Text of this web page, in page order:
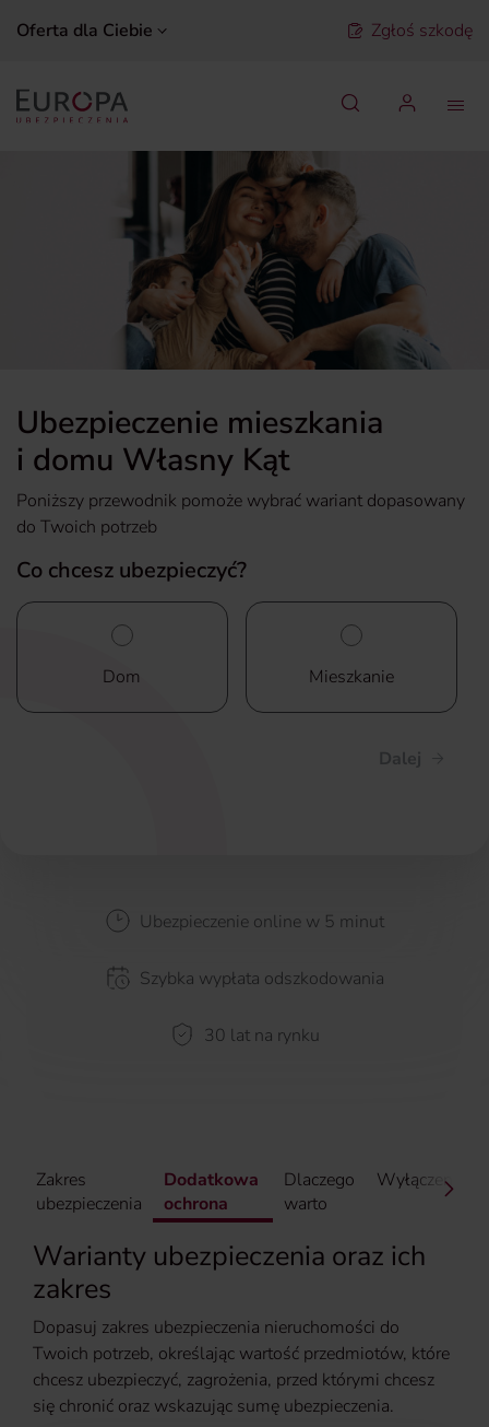
Oferta dla Ciebie Zgłoś szkodę
Ubezpieczenie mieszkania
i domu Własny Kąt
Poniższy przewodnik pomoże wybrać wariant dopasowany
do Twoich potrzeb
Co chcesz ubezpieczyć?
Dom Mieszkanie
Dalej
Ubezpieczenie online w 5 minut
Szybka wypłata odszkodowania
30 lat na rynku
Zakres
ubezpieczenia
Dodatkowa
ochrona
Dlaczego
warto
Wyłączenia
Warianty ubezpieczenia oraz ich
zakres
Dopasuj zakres ubezpieczenia nieruchomości do
Twoich potrzeb, określając wartość przedmiotów, które
chcesz ubezpieczyć, zagrożenia, przed którymi chcesz
się chronić oraz wskazując sumę ubezpieczenia.